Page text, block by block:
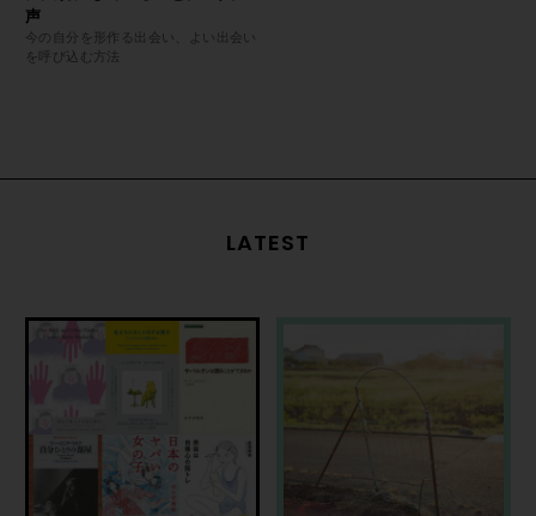
声
今の自分を形作る出会い、よい出会い
を呼び込む方法
LATEST